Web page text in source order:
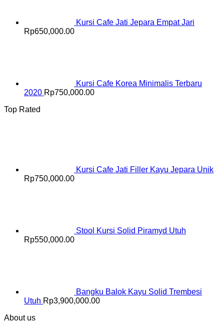
Kursi Cafe Jati Jepara Empat Jari
Rp650,000.00
Kursi Cafe Korea Minimalis Terbaru
2020 Rp750,000.00
Top Rated
Kursi Cafe Jati Filler Kayu Jepara Unik
Rp750,000.00
Stool Kursi Solid Piramyd Utuh
Rp550,000.00
Bangku Balok Kayu Solid Trembesi
Utuh Rp3,900,000.00
About us